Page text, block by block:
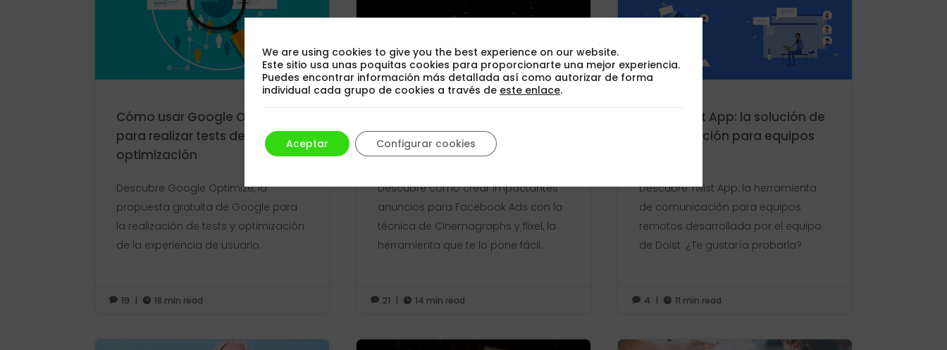
Cómo usar Google Optimize
para realizar tests de
optimización
Descubre Google Optimize, la
propuesta gratuita de Google para
la realización de tests y optimización
de la experiencia de usuario.
 19 |  18 min read
anuncios para Facebook Ads
con Cinemagraphs
Descubre cómo crear impactantes
anuncios para Facebook Ads con la
técnica de Cinemagraphs y flixel, la
herramienta que te lo pone fácil.
 21 |  14 min read
Llega Twist App: la solución de
comunicación para equipos
Descubre Twist App, la herramienta
de comunicación para equipos
remotos desarrollada por el equipo
de Doist. ¿Te gustaría probarla?
 4 |  11 min read
We are using cookies to give you the best experience on our website.
Este sitio usa unas poquitas cookies para proporcionarte una mejor experiencia.
Puedes encontrar información más detallada así como autorizar de forma
individual cada grupo de cookies a través de este enlace.
Aceptar Configurar cookies